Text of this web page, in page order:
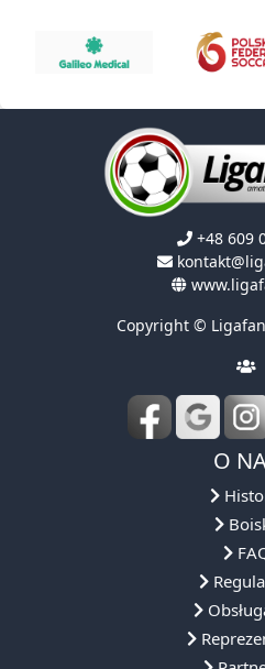
+48 609
Copyright ©
O